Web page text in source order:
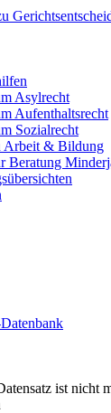
Asylrecht
Aufenthaltsrecht
Sozialrecht
Arbeit & Bildung
Beratung
ist nicht